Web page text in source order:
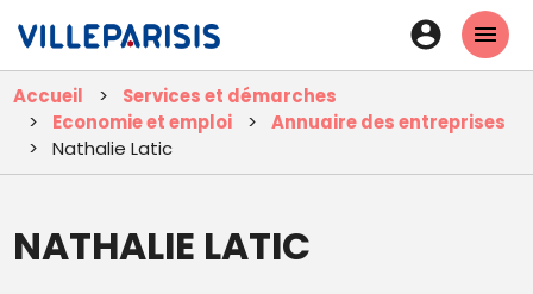
contenu
principal
En-
tête
-
Accueil
Services et démarches
Economie et emploi
Annuaire des entreprises
Nathalie Latic
NATHALIE LATIC